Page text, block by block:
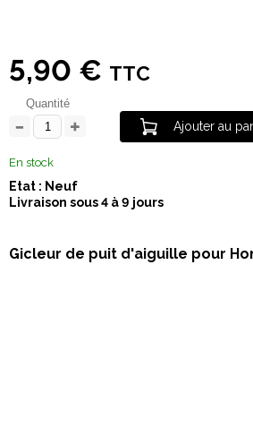
5,90 € TTC
Quantité
Ajouter au
En stock
Etat : Neuf
Livraison sous 4 à 9 jours
Gicleur de puit d'aiguille pour